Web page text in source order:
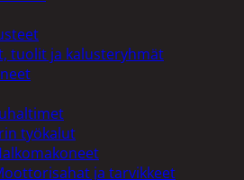
tuolit ja kalusteryhmät
työkalut
ja tarvikkeet